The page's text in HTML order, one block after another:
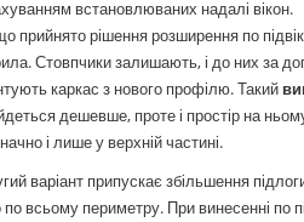
встановлюваних надалі вікон.
прийнято рішення розширення по
Стовпчики залишають, і до них за
каркас з нового профілю. Такий
дешевше, проте і простір на
і лише у верхній частині.
варіант припускає збільшення
по всьому периметру. При винесенні по